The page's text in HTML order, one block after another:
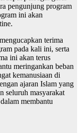
pengunjung program
ini akan
terima
pada kali ini, serta
ini akan terus
meringankan beban
kemanusiaan di
ajaran Islam yang
seluruh masyarakat
membantu